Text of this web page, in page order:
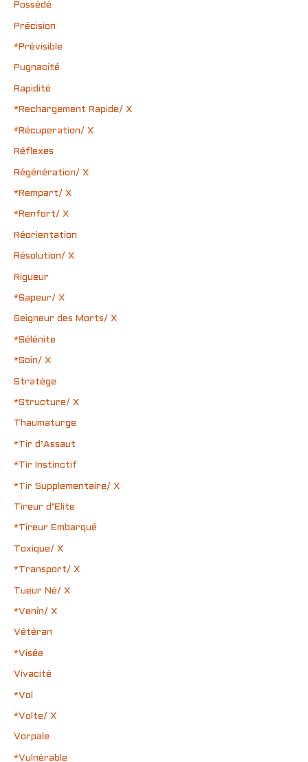
Possédé
Précision
*Prévisible
Pugnacité
Rapidité
*Rechargement Rapide/ X
*Récuperation/ X
Réflexes
Régénération/ X
*Rempart/ X
*Renfort/ X
Réorientation
Résolution/ X
Rigueur
*Sapeur/ X
Seigneur des Morts/ X
*Sélénite
*Soin/ X
Stratège
*Structure/ X
Thaumaturge
*Tir d’Assaut
*Tir Instinctif
*Tir Supplementaire/ X
Tireur d’Elite
*Tireur Embarqué
Toxique/ X
*Transport/ X
Tueur Né/ X
*Venin/ X
Vétéran
*Visée
Vivacité
*Vol
*Volte/ X
Vorpale
*Vulnérable